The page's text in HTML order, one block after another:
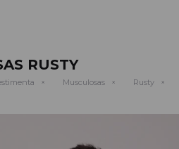
RUSTY
Musculosas Rusty